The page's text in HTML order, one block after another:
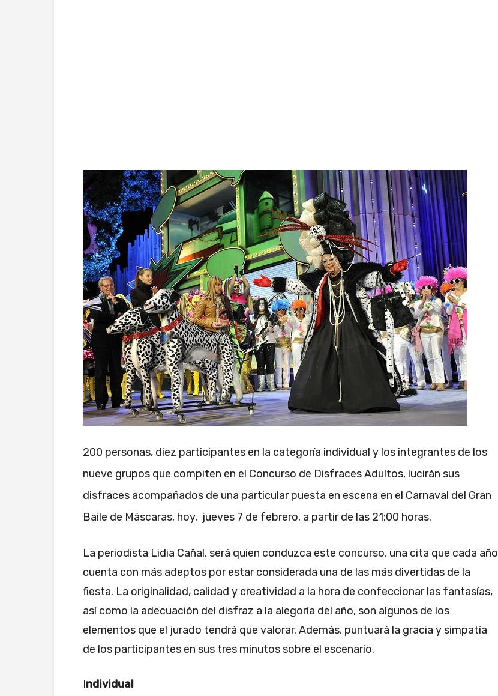
200 personas, diez participantes en la categoría individual y los integrantes de los
nueve grupos que compiten en el Concurso de Disfraces Adultos, lucirán sus
disfraces acompañados de una particular puesta en escena en el Carnaval del Gran
Baile de Máscaras, hoy, jueves 7 de febrero, a partir de las 21:00 horas.
La periodista Lidia Cañal, será quien conduzca este concurso, una cita que cada año
cuenta con más adeptos por estar considerada una de las más divertidas de la
fiesta. La originalidad, calidad y creatividad a la hora de confeccionar las fantasías,
así como la adecuación del disfraz a la alegoría del año, son algunos de los
elementos que el jurado tendrá que valorar. Además, puntuará la gracia y simpatía
de los participantes en sus tres minutos sobre el escenario.
Individual